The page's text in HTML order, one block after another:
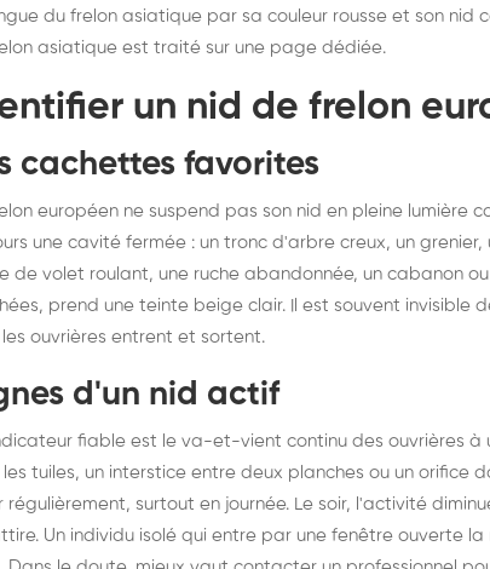
de nid de
partout en France
du frelon asiatique par sa couleur rousse et son nid
asiatique est traité sur une page dédiée.
un nid de frelon
cachettes favorites
européen ne suspend pas son nid en pleine lumière
une cavité fermée : un tronc d'arbre creux, un
de volet roulant, une ruche abandonnée, un cabanon
prend une teinte beige clair. Il est souvent invisible
ouvrières entrent et sortent.
d'un nid actif
fiable est le va-et-vient continu des ouvrières à
les tuiles, un interstice entre deux planches ou un orifice
régulièrement, surtout en journée. Le soir, l'activité
Un individu isolé qui entre par une fenêtre ouverte